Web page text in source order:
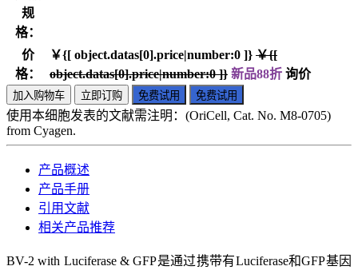
规
格：
价
格：
￥{[ object.datas[0].price|number:0 ]} ￥{[
object.datas[0].price|number:0 ]} 新品88折 询价
加入购物车 立即订购 免费试用 免费试用
使用本细胞发表的文献需注明：(OriCell, Cat. No. M8-0705)
from Cyagen.
产品概述
产品手册
引用文献
相关产品推荐
BV-2 with Luciferase & GFP是通过携带有Luciferase和GFP基因